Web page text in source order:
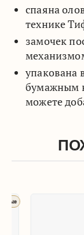
спаяна
технике
замочек
упакована
бумажным
можете